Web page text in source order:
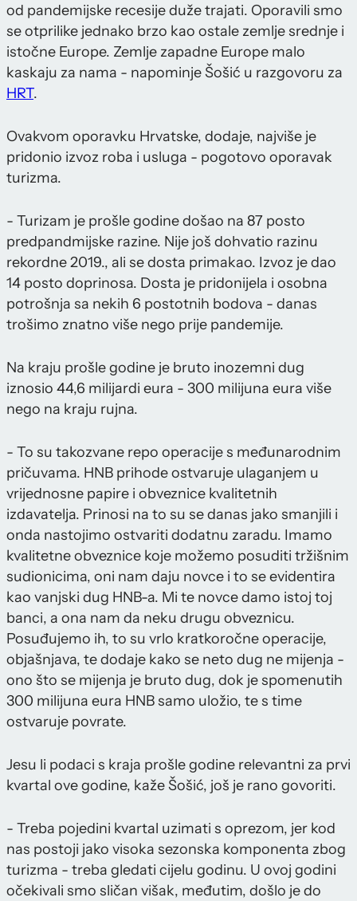
od pandemijske recesije duže trajati. Oporavili smo
se otprilike jednako brzo kao ostale zemlje srednje i
istočne Europe. Zemlje zapadne Europe malo
kaskaju za nama - napominje Šošić u razgovoru za
HRT.
Ovakvom oporavku Hrvatske, dodaje, najviše je
pridonio izvoz roba i usluga - pogotovo oporavak
turizma.
- Turizam je prošle godine došao na 87 posto
predpandmijske razine. Nije još dohvatio razinu
rekordne 2019., ali se dosta primakao. Izvoz je dao
14 posto doprinosa. Dosta je pridonijela i osobna
potrošnja sa nekih 6 postotnih bodova - danas
trošimo znatno više nego prije pandemije.
Na kraju prošle godine je bruto inozemni dug
iznosio 44,6 milijardi eura - 300 milijuna eura više
nego na kraju rujna.
- To su takozvane repo operacije s međunarodnim
pričuvama. HNB prihode ostvaruje ulaganjem u
vrijednosne papire i obveznice kvalitetnih
izdavatelja. Prinosi na to su se danas jako smanjili i
onda nastojimo ostvariti dodatnu zaradu. Imamo
kvalitetne obveznice koje možemo posuditi tržišnim
sudionicima, oni nam daju novce i to se evidentira
kao vanjski dug HNB-a. Mi te novce damo istoj toj
banci, a ona nam da neku drugu obveznicu.
Posuđujemo ih, to su vrlo kratkoročne operacije,
objašnjava, te dodaje kako se neto dug ne mijenja -
ono što se mijenja je bruto dug, dok je spomenutih
300 milijuna eura HNB samo uložio, te s time
ostvaruje povrate.
Jesu li podaci s kraja prošle godine relevantni za prvi
kvartal ove godine, kaže Šošić, još je rano govoriti.
- Treba pojedini kvartal uzimati s oprezom, jer kod
nas postoji jako visoka sezonska komponenta zbog
turizma - treba gledati cijelu godinu. U ovoj godini
očekivali smo sličan višak, međutim, došlo je do